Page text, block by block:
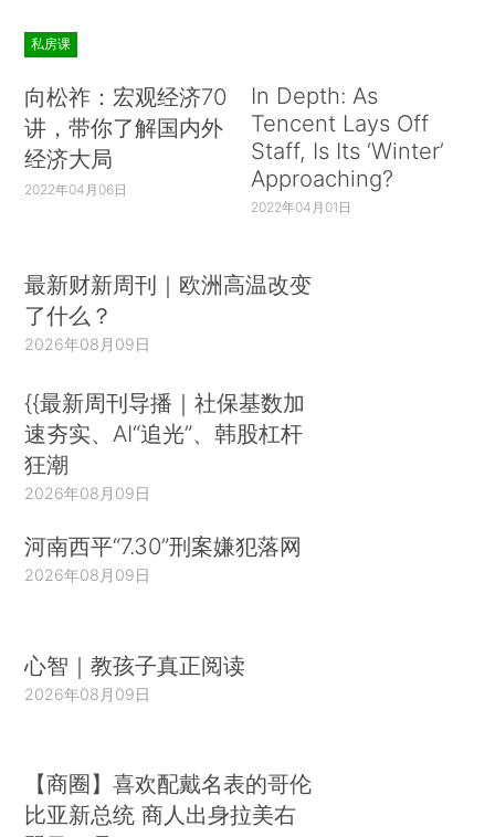
私房课
向松祚：宏观经济70
讲，带你了解国内外
经济大局
2022年04月06日
In Depth: As
Tencent Lays Off
Staff, Is Its ‘Winter’
Approaching?
2022年04月01日
最新财新周刊｜欧洲高温改变
了什么？
2026年08月09日
{{最新周刊导播｜社保基数加
速夯实、AI“追光”、韩股杠杆
狂潮
2026年08月09日
河南西平“7.30”刑案嫌犯落网
2026年08月09日
心智｜教孩子真正阅读
2026年08月09日
【商圈】喜欢配戴名表的哥伦
比亚新总统 商人出身拉美右